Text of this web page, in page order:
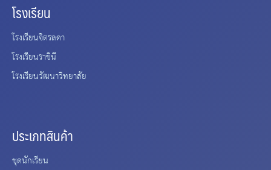
โรงเรียน
โรงเรียนจิตรลดา
โรงเรียนราชินี
โรงเรียนวัฒนาวิทยาลัย
ประเภทสินค้า
ชุดนักเรียน